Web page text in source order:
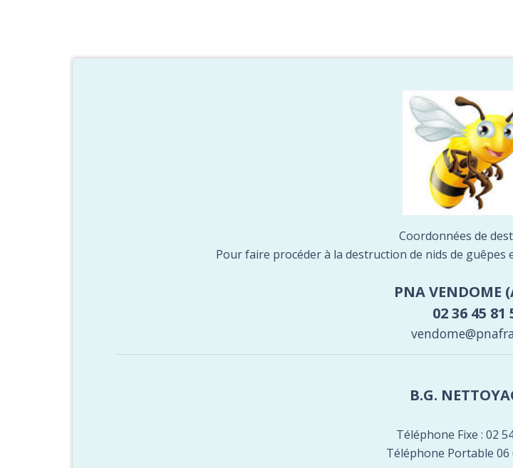
Coordonnées de
Pour faire procéder à la destruction de nids de guêpes
PNA VENDOME
02 36 45 81
B.G.
Téléphone Fixe : 02
Téléphone Portable 06